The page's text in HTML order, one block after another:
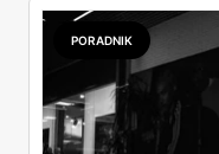
PORADNIK